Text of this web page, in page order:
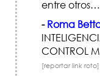
entre otros…
- Roma
CONTROL
[reportar link roto]